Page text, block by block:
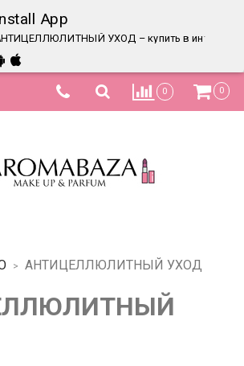
App
УХОД – купить в интернет-
0 0
АНТИЦЕЛЛЮЛИТНЫЙ УХОД